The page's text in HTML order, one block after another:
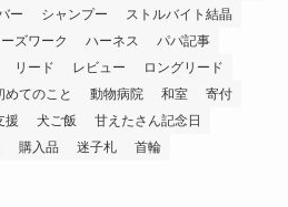
ー シャンプー
ストルバイト結晶
ーズワーク ハーネス
パパ記事
リード レビュー
ロングリード
めてのこと 動物病院 和室
寄付
援 犬ご飯
甘えたさん記念日
購入品 迷子札 首輪